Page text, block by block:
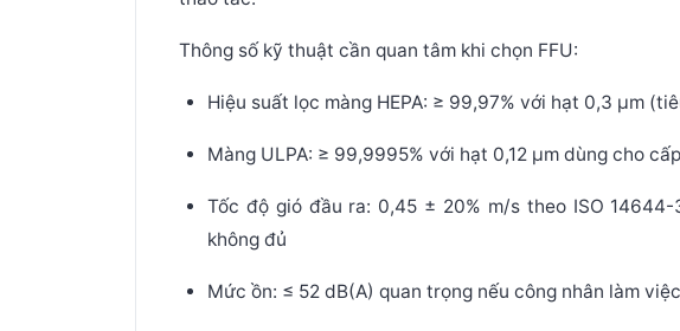
Thông số kỹ thuật cần quan tâm khi chọn FFU:
Hiệu suất lọc màng HEPA: ≥ 99,97% với hạt 0,3 μm
Màng ULPA: ≥ 99,9995% với hạt 0,12 μm dùng cho
Tốc độ gió đầu ra: 0,45 ± 20% m/s theo ISO
không đủ
Mức ồn: ≤ 52 dB(A) quan trọng nếu công nhân làm